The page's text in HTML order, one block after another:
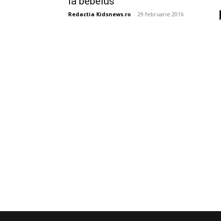
Redactia Kidsnews.ro - 29 februarie 2016